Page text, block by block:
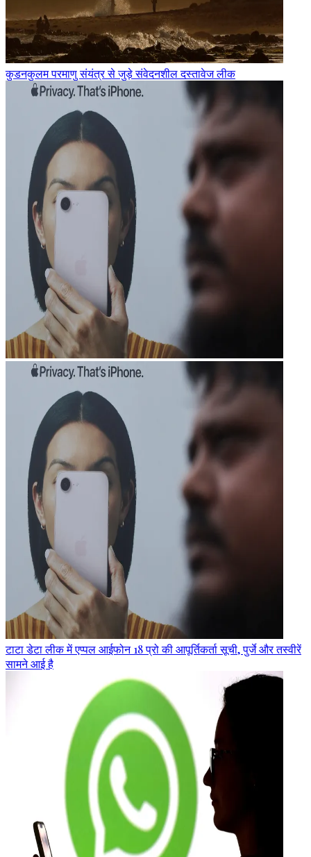
कुडनकुलम परमाणु संयंत्र से जुड़े संवेदनशील दस्तावेज लीक
टाटा डेटा लीक में एप्पल आईफोन 18 प्रो की आपूर्तिकर्ता सूची, पुर्जे और तस्वीरें
सामने आई है